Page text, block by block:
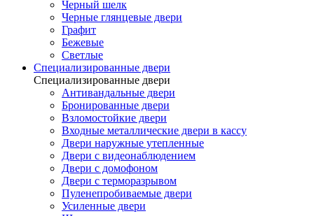
Черный шелк
Черные глянцевые двери
Графит
Бежевые
Светлые
Специализированные двери
Специализированные двери
Антивандальные двери
Бронированные двери
Взломостойкие двери
Входные металлические двери в кассу
Двери наружные утепленные
Двери с видеонаблюдением
Двери с домофоном
Двери с терморазрывом
Пуленепробиваемые двери
Усиленные двери